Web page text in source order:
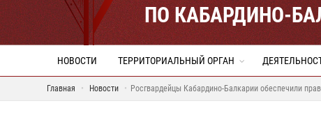
ПО КАБАРДИНО-
НОВОСТИ ТЕРРИТОРИАЛЬНЫЙ ОРГАН
Главная Новости Росгвардейцы Кабардино-Балкарии обеспечили